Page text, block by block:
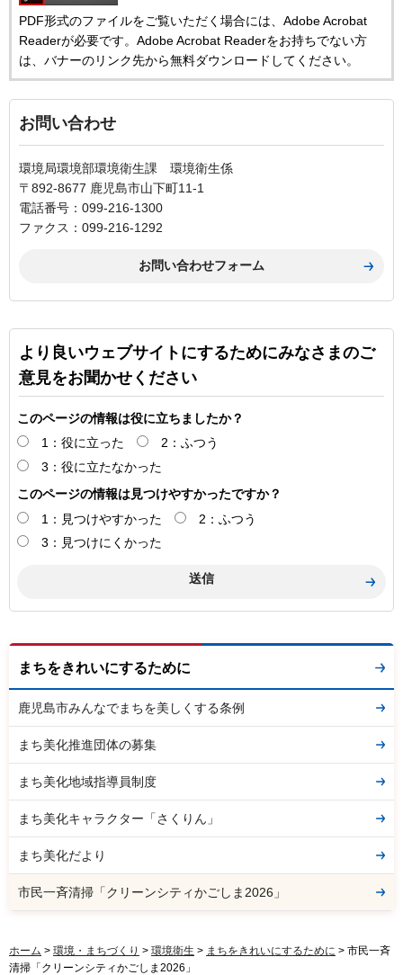
PDF形式のファイルをご覧いただく場合には、Adobe Acrobat
Readerが必要です。Adobe Acrobat Readerをお持ちでない方
は、バナーのリンク先から無料ダウンロードしてください。
お問い合わせ
環境局環境部環境衛生課 環境衛生係
〒892-8677 鹿児島市山下町11-1
電話番号：099-216-1300
ファクス：099-216-1292
より良いウェブサイトにするためにみなさまのご
意見をお聞かせください
このページの情報は役に立ちましたか？
1：役に立った
2：ふつう
3：役に立たなかった
このページの情報は見つけやすかったですか？
1：見つけやすかった
2：ふつう
3：見つけにくかった
まちをきれいにするために
鹿児島市みんなでまちを美しくする条例
まち美化推進団体の募集
まち美化地域指導員制度
まち美化キャラクター「さくりん」
まち美化だより
市民一斉清掃「クリーンシティかごしま2026」
ホーム > 環境・まちづくり > 環境衛生 > まちをきれいにするために > 市民一斉
清掃「クリーンシティかごしま2026」